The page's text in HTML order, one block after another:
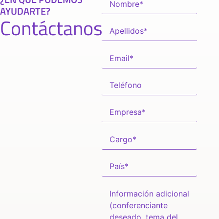
AYUDARTE?
Contáctanos